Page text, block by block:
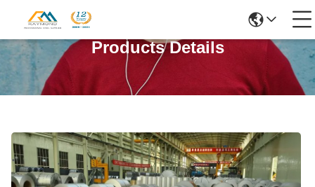
Products Details